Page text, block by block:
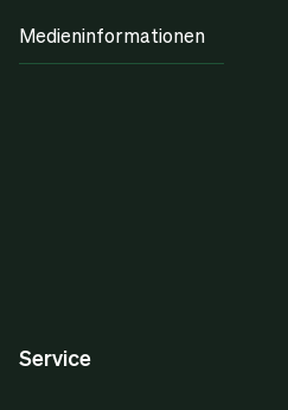
Medieninformationen
Service